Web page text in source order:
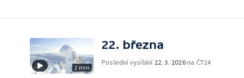
2 min
22. března
Poslední vysílání 22. 3. 2026na ČT24